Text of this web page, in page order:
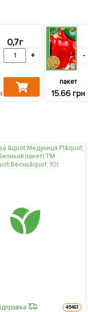
0,7г
+ -
пакет
15.66 грн
45461